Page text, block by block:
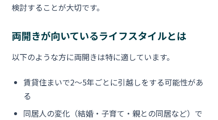
検討することが大切です。
両開きが向いているライフスタイルとは
以下のような方に両開きは特に適しています。
賃貸住まいで2〜5年ごとに引越しをする可能性があ
る
同居人の変化（結婚・子育て・親との同居など）で